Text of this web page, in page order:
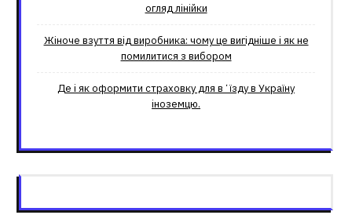
огляд лінійки
Жіноче взуття від виробника: чому це вигідніше і як не
помилитися з вибором
Де і як оформити страховку для вʼїзду в Україну
іноземцю.